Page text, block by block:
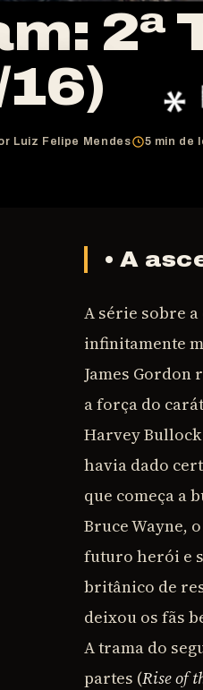
2ª
Luiz Felipe Mendes 5 min de
• A
A série sobre a
infinitamente
James
a força do
Harvey
havia dado
que começa a
Bruce Wayne,
futuro herói e
britânico de
deixou os fãs
A trama do
partes (Rise of